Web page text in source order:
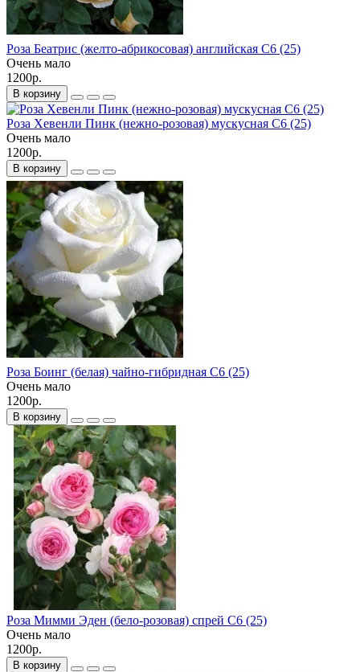
Роза Беатрис (желто-абрикосовая) английская С6 (25)
Очень мало
1200р.
В корзину
Роза Хевенли Пинк (нежно-розовая) мускусная С6 (25)
Очень мало
1200р.
В корзину
Роза Боинг (белая) чайно-гибридная С6 (25)
Очень мало
1200р.
В корзину
Роза Мимми Эден (бело-розовая) спрей С6 (25)
Очень мало
1200р.
В корзину